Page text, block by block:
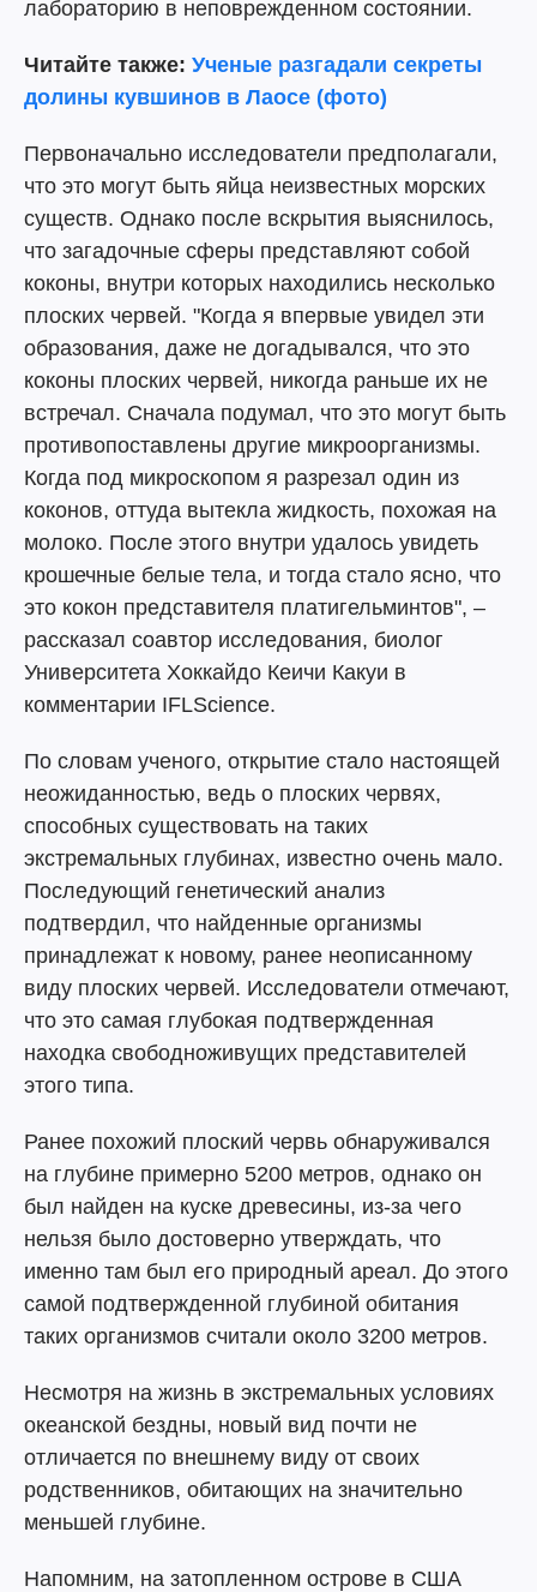
лабораторию в неповрежденном состоянии.
Читайте также: Ученые разгадали секреты
долины кувшинов в Лаосе (фото)
Первоначально исследователи предполагали,
что это могут быть яйца неизвестных морских
существ. Однако после вскрытия выяснилось,
что загадочные сферы представляют собой
коконы, внутри которых находились несколько
плоских червей. "Когда я впервые увидел эти
образования, даже не догадывался, что это
коконы плоских червей, никогда раньше их не
встречал. Сначала подумал, что это могут быть
противопоставлены другие микроорганизмы.
Когда под микроскопом я разрезал один из
коконов, оттуда вытекла жидкость, похожая на
молоко. После этого внутри удалось увидеть
крошечные белые тела, и тогда стало ясно, что
это кокон представителя платигельминтов", –
рассказал соавтор исследования, биолог
Университета Хоккайдо Кеичи Какуи в
комментарии IFLScience.
По словам ученого, открытие стало настоящей
неожиданностью, ведь о плоских червях,
способных существовать на таких
экстремальных глубинах, известно очень мало.
Последующий генетический анализ
подтвердил, что найденные организмы
принадлежат к новому, ранее неописанному
виду плоских червей. Исследователи отмечают,
что это самая глубокая подтвержденная
находка свободноживущих представителей
этого типа.
Ранее похожий плоский червь обнаруживался
на глубине примерно 5200 метров, однако он
был найден на куске древесины, из-за чего
нельзя было достоверно утверждать, что
именно там был его природный ареал. До этого
самой подтвержденной глубиной обитания
таких организмов считали около 3200 метров.
Несмотря на жизнь в экстремальных условиях
океанской бездны, новый вид почти не
отличается по внешнему виду от своих
родственников, обитающих на значительно
меньшей глубине.
Напомним, на затопленном острове в США